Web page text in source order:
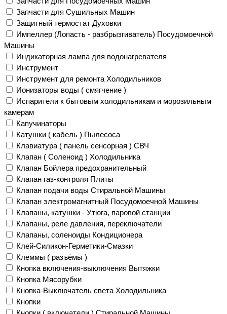
Запчасти для Сушильных Машин
Защитный термостат Духовки
Импеллер (Лопасть - разбрызгиватель) Посудомоечной
Машины
Индикаторная лампа для водонагревателя
Инструмент
Инструмент для ремонта Холодильников
Ионизаторы воды ( смягчение )
Испарители к бытовым холодильникам и морозильным
камерам
Капучинаторы
Катушки ( кабель ) Пылесоса
Клавиатура ( панель сенсорная ) СВЧ
Клапан ( Соленоид ) Холодильника
Клапан Бойлера предохранительный
Клапан газ-контроля Плиты
Клапан подачи воды Стиральной Машины
Клапан электромагнитный Посудомоечной Машины
Клапаны, катушки - Утюга, паровой станции
Клапаны, реле давления, переключатели
Клапаны, соленоиды Кондиционера
Клей-Силикон-Герметики-Смазки
Клеммы ( разъёмы )
Кнопка включения-выключения Вытяжки
Кнопка Мясорубки
Кнопка-Выключатель света Холодильника
Кнопки